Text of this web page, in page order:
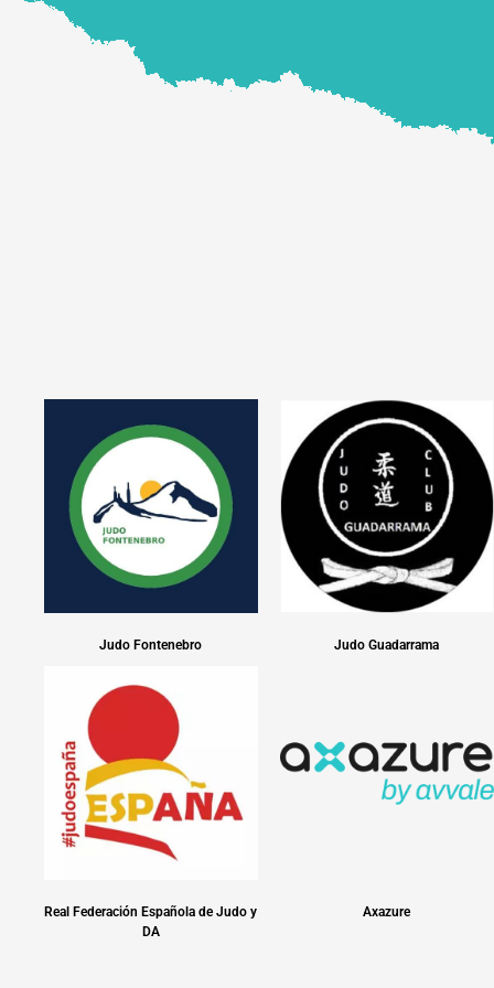
Judo Fontenebro Judo Guadarrama
Real Federación Española de Judo y
DA
Axazure